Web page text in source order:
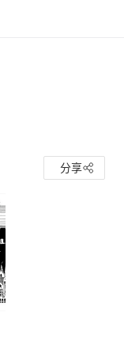
分享